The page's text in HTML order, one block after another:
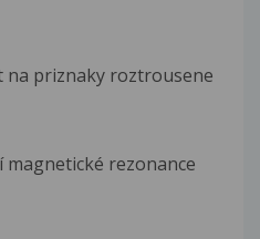
na priznaky roztrousene
magnetické rezonance